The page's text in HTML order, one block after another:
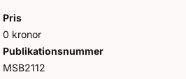
Pris
0 kronor
Publikationsnummer
MSB2112